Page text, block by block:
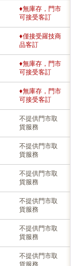
♦無庫存，門市
可接受客訂
♦僅接受羅技商
品客訂
♦無庫存，門市
可接受客訂
♦無庫存，門市
可接受客訂
不提供門市取
貨服務
不提供門市取
貨服務
不提供門市取
貨服務
不提供門市取
貨服務
不提供門市取
貨服務
不提供門市取
貨服務